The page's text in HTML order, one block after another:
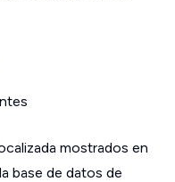
mostrados en
base de datos de